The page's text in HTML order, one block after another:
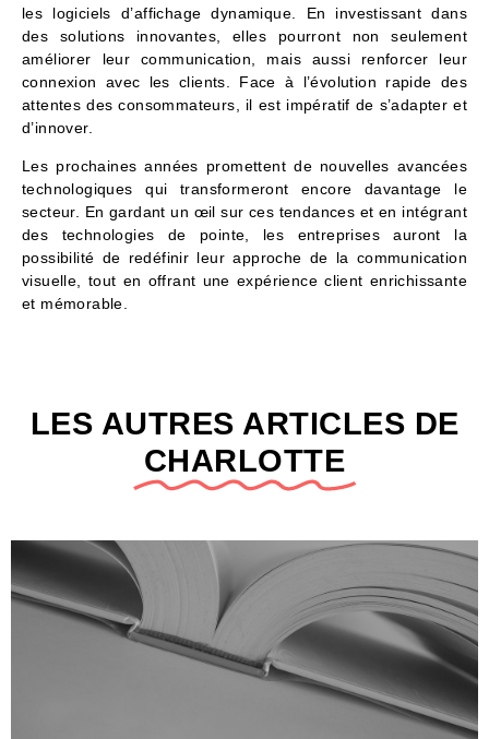
les logiciels d’affichage dynamique. En investissant dans
des solutions innovantes, elles pourront non seulement
améliorer leur communication, mais aussi renforcer leur
connexion avec les clients. Face à l’évolution rapide des
attentes des consommateurs, il est impératif de s’adapter et
d’innover.
Les prochaines années promettent de nouvelles avancées
technologiques qui transformeront encore davantage le
secteur. En gardant un œil sur ces tendances et en intégrant
des technologies de pointe, les entreprises auront la
possibilité de redéfinir leur approche de la communication
visuelle, tout en offrant une expérience client enrichissante
et mémorable.
LES AUTRES ARTICLES DE
CHARLOTTE